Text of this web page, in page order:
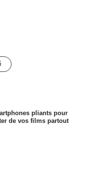
pliants pour
de vos films partout